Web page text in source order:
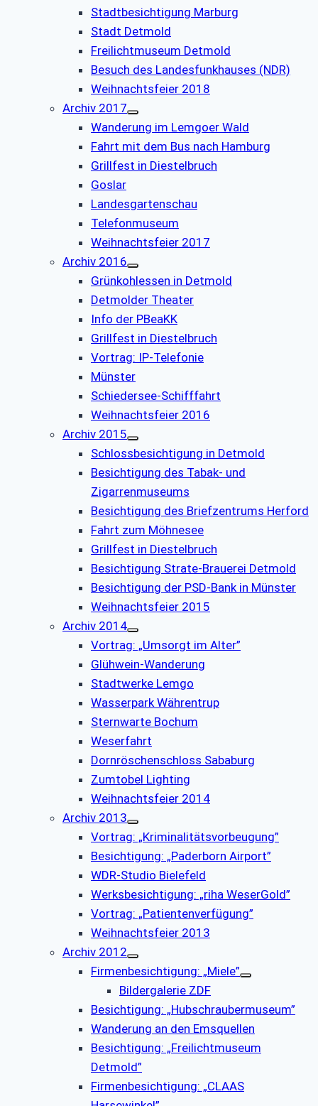
Stadtbesichtigung Marburg
Stadt Detmold
Freilichtmuseum Detmold
Besuch des Landesfunkhauses (NDR)
Weihnachtsfeier 2018
Archiv 2017
Wanderung im Lemgoer Wald
Fahrt mit dem Bus nach Hamburg
Grillfest in Diestelbruch
Goslar
Landesgartenschau
Telefonmuseum
Weihnachtsfeier 2017
Archiv 2016
Grünkohlessen in Detmold
Detmolder Theater
Info der PBeaKK
Grillfest in Diestelbruch
Vor­trag: IP-Te­le­fo­nie
Münster
Schiedersee-Schifffahrt
Weihnachtsfeier 2016
Archiv 2015
Schlossbesichtigung in Detmold
Besichtigung des Tabak- und
Zigarrenmuseums
Besichtigung des Briefzentrums Herford
Fahrt zum Möhnesee
Grillfest in Diestelbruch
Besichtigung Strate-Brauerei Detmold
Besichtigung der PSD-Bank in Münster
Weihnachtsfeier 2015
Archiv 2014
Vortrag: „Umsorgt im Alter”
Glühwein-Wanderung
Stadtwerke Lemgo
Wasserpark Währentrup
Sternwarte Bochum
Weserfahrt
Dornröschenschloss Sababurg
Zumtobel Lighting
Weihnachtsfeier 2014
Archiv 2013
Vortrag: „Kriminalitätsvorbeugung”
Besichtigung: „Paderborn Airport”
WDR-Studio Bielefeld
Werksbesichtigung: „riha WeserGold”
Vortrag: „Patientenverfügung”
Weihnachtsfeier 2013
Archiv 2012
Firmenbesichtigung: „Miele”
Bildergalerie ZDF
Besichtigung: „Hubschraubermuseum”
Wanderung an den Emsquellen
Besichtigung: „Freilichtmuseum
Detmold”
Firmenbesichtigung: „CLAAS